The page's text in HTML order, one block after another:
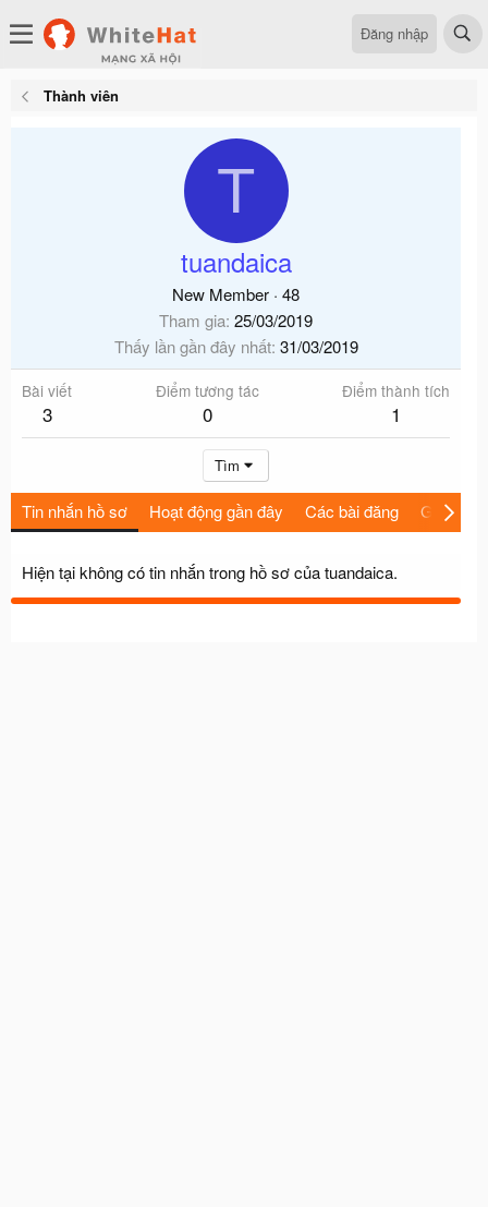
Đăng nhập
Thành viên
T
tuandaica
New Member · 48
Tham gia 25/03/2019
Thấy lần gần đây nhất 31/03/2019
Bài viết
3
Điểm tương tác
0
Điểm thành tích
1
Tìm
Tin nhắn hồ sơ Hoạt động gần đây Các bài đăng Giới thiệu
Hiện tại không có tin nhắn trong hồ sơ của tuandaica.